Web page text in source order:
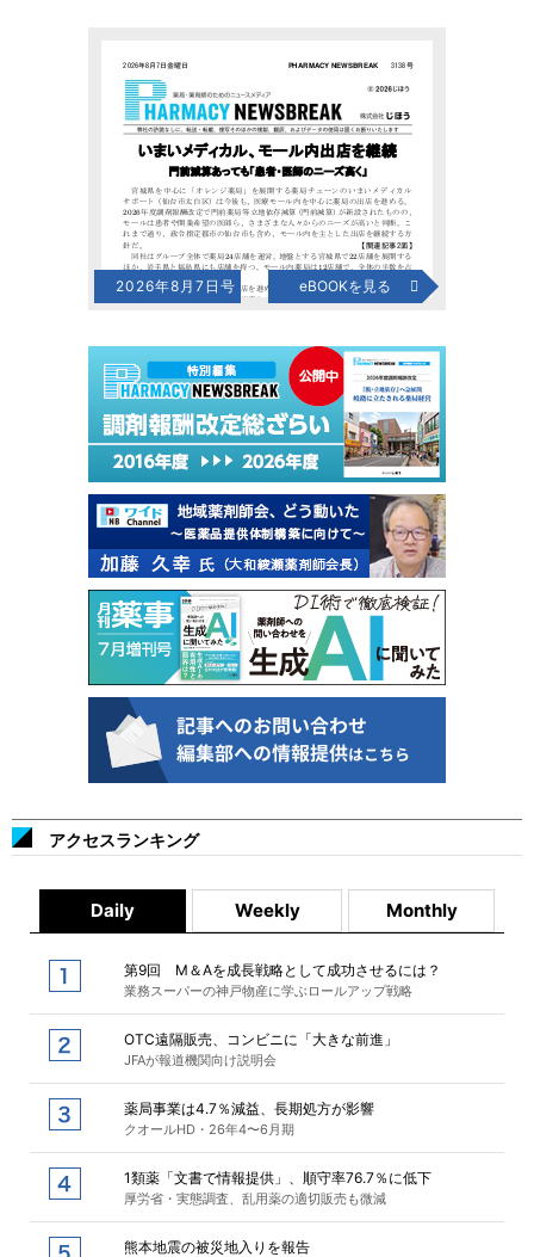
2026年8月7日号 eBOOKを見る
アクセスランキング
Daily Weekly Monthly
第9回 M＆Aを成長戦略として成功させるには？
業務スーパーの神戸物産に学ぶロールアップ戦略
OTC遠隔販売、コンビニに「大きな前進」
JFAが報道機関向け説明会
薬局事業は4.7％減益、長期処方が影響
クオールHD・26年4〜6月期
1類薬「文書で情報提供」、順守率76.7％に低下
厚労省・実態調査、乱用薬の適切販売も微減
熊本地震の被災地入りを報告